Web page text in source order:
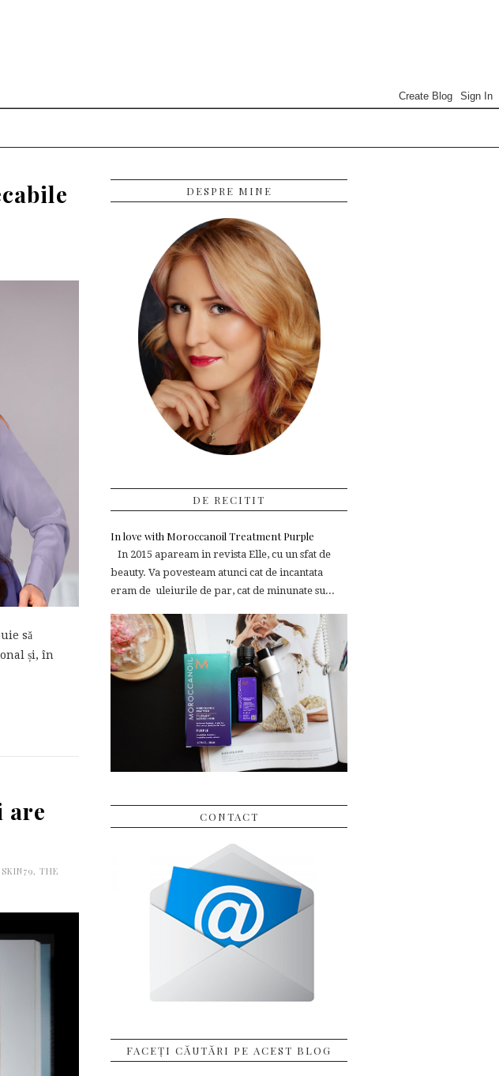
să
și, în
are
SKIN79, THE
DESPRE MINE
DE RECITIT
In love with Moroccanoil Treatment Purple
In 2015 apaream in revista Elle, cu un sfat de
beauty. Va povesteam atunci cat de incantata
eram de uleiurile de par, cat de minunate su...
CONTACT
FACEȚI CĂUTĂRI PE ACEST BLOG